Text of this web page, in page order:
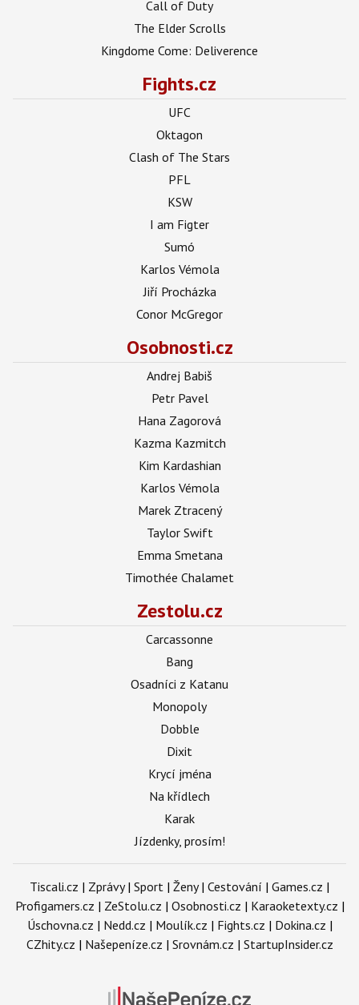
Call of Duty
The Elder Scrolls
Kingdome Come: Deliverence
Fights.cz
UFC
Oktagon
Clash of The Stars
PFL
KSW
I am Figter
Sumó
Karlos Vémola
Jiří Procházka
Conor McGregor
Osobnosti.cz
Andrej Babiš
Petr Pavel
Hana Zagorová
Kazma Kazmitch
Kim Kardashian
Karlos Vémola
Marek Ztracený
Taylor Swift
Emma Smetana
Timothée Chalamet
Zestolu.cz
Carcassonne
Bang
Osadníci z Katanu
Monopoly
Dobble
Dixit
Krycí jména
Na křídlech
Karak
Jízdenky, prosím!
Tiscali.cz | Zprávy| Sport | Ženy| Cestování | Games.cz |
Profigamers.cz | ZeStolu.cz | Osobnosti.cz | Karaoketexty.cz |
Úschovna.cz | Nedd.cz | Moulík.cz | Fights.cz | Dokina.cz |
CZhity.cz | Našepeníze.cz | Srovnám.cz | StartupInsider.cz